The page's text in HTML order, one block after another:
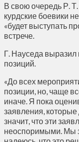
В свою очередь Р.
курдские боевики
«будет выступать
встрече.
Г. Науседа
позиций.
«До всех
позиции, но, чаще
иначе. Я пока
заявления,
значит, что эти
неоспоримыми. Мы